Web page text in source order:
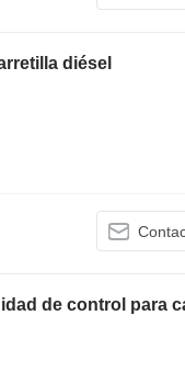
diésel
de control para